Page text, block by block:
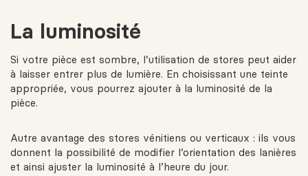
La luminosité
Si votre pièce est sombre, l’utilisation de stores peut aider
à laisser entrer plus de lumière. En choisissant une teinte
appropriée, vous pourrez ajouter à la luminosité de la
pièce.
Autre avantage des stores vénitiens ou verticaux : ils vous
donnent la possibilité de modifier l’orientation des lanières
et ainsi ajuster la luminosité à l’heure du jour.